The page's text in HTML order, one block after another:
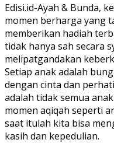
Edisi.id-Ayah & Bunda,
momen berharga yang
memberikan hadiah
tidak hanya sah secara
melipatgandakan
Setiap anak adalah
dengan cinta dan
adalah tidak semua
momen aqiqah seperti
saat itulah kita bisa
kasih dan kepedulian.